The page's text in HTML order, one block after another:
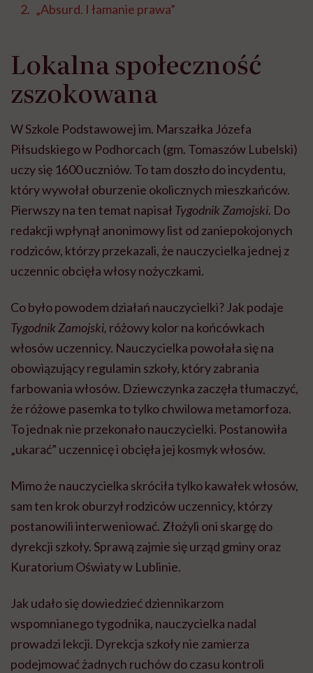
„Absurd. I łamanie prawa”
Lokalna społeczność
zszokowana
W Szkole Podstawowej im. Marszałka Józefa
Piłsudskiego w Podhorcach (gm. Tomaszów Lubelski)
uczy się 1600 uczniów. To tam doszło do incydentu,
który wywołał oburzenie okolicznych mieszkańców.
Pierwszy na ten temat napisał Tygodnik Zamojski. Do
redakcji wpłynął anonimowy list od zaniepokojonych
rodziców, którzy przekazali, że nauczycielka jednej z
uczennic obcięła włosy nożyczkami.
Co było powodem działań nauczycielki? Jak podaje
Tygodnik Zamojski, różowy kolor na końcówkach
włosów uczennicy. Nauczycielka powołała się na
obowiązujący regulamin szkoły, który zabrania
farbowania włosów. Dziewczynka zaczęła tłumaczyć,
że różowe pasemka to tylko chwilowa metamorfoza.
To jednak nie przekonało nauczycielki. Postanowiła
„ukarać” uczennicę i obcięła jej kosmyk włosów.
Mimo że nauczycielka skróciła tylko kawałek włosów,
sam ten krok oburzył rodziców uczennicy, którzy
postanowili interweniować. Złożyli oni skargę do
dyrekcji szkoły. Sprawą zajmie się urząd gminy oraz
Kuratorium Oświaty w Lublinie.
Jak udało się dowiedzieć dziennikarzom
wspomnianego tygodnika, nauczycielka nadal
prowadzi lekcji. Dyrekcja szkoły nie zamierza
podejmować żadnych ruchów do czasu kontroli